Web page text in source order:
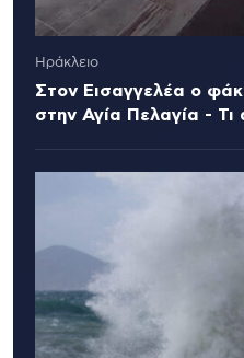
Ηράκλειο
Στον Εισαγγελέα ο
στην Αγία Πελαγία -